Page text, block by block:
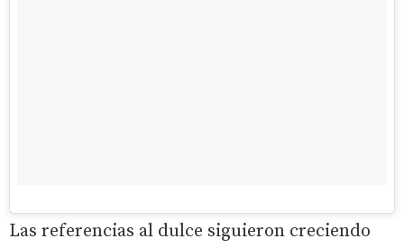
Las referencias al dulce siguieron creciendo